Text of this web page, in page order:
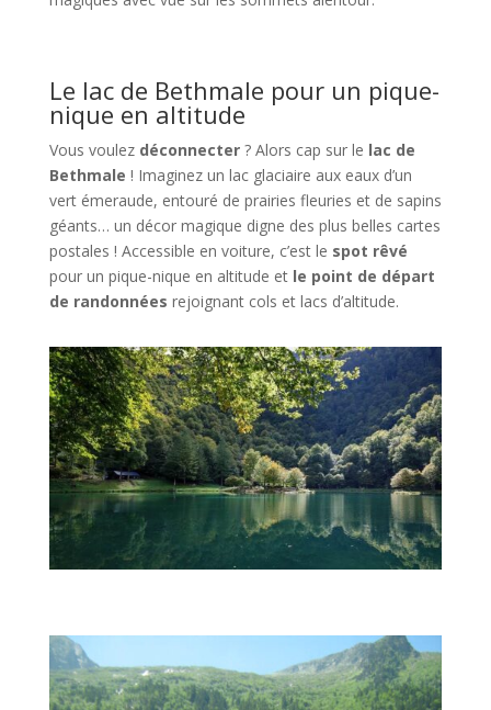
Le lac de Bethmale pour un pique-
nique en altitude
Vous voulez déconnecter ? Alors cap sur le lac de
Bethmale ! Imaginez un lac glaciaire aux eaux d’un
vert émeraude, entouré de prairies fleuries et de sapins
géants… un décor magique digne des plus belles cartes
postales ! Accessible en voiture, c’est le spot rêvé
pour un pique-nique en altitude et le point de départ
de randonnées rejoignant cols et lacs d’altitude.